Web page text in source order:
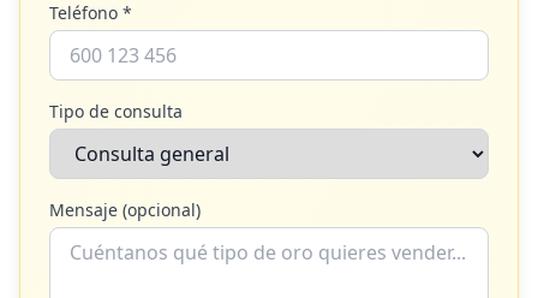
Teléfono *
Tipo de consulta
Mensaje (opcional)